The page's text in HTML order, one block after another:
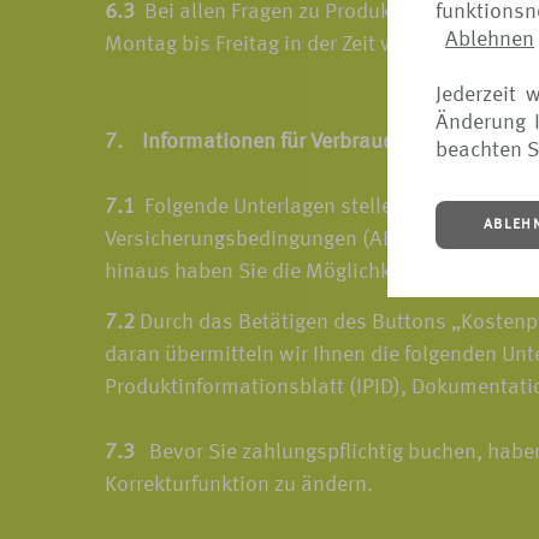
Ablehnen
Jederzeit
Änderung
beachten
6.3 Bei allen Fragen zu Produkten und
Montag bis Freitag in der Zeit von 9.00 bis
7. Informationen für Verbraucher bei
7.1 Folgende Unterlagen stellen wir Ihnen
Versicherungsbedingungen (ABV),
hinaus haben Sie die Möglichkeit, sich diese
7.2 Durch das Betätigen des Buttons
daran übermitteln wir Ihnen die folgenden
Produktinformationsblatt (IPID),
7.3 Bevor Sie zahlungspflichtig buchen,
Korrekturfunktion zu ändern.